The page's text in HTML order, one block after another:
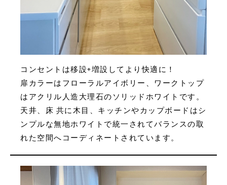
コンセントは移設+増設してより快適に！
扉カラーはフローラルアイボリー、ワークトップ
はアクリル人造大理石のソリッドホワイトです。
天井、床 共に木目、キッチンやカップボードはシ
ンプルな無地ホワイトで統一されてバランスの取
れた空間へコーディネートされています。